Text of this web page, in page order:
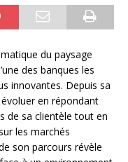
du paysage
des banques les
innovantes. Depuis sa
en répondant
de sa clientèle tout en
les marchés
son parcours révèle